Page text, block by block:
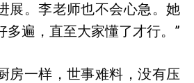
展。李老师也不会心急。她
多遍，直至大家懂了才行。”
房一样，世事难料，没有压